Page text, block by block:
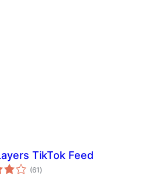
TikTok Feed
(61 celkové
hodnocení
)